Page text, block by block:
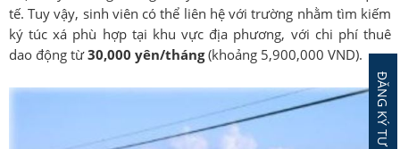
tế. Tuy vậy, sinh viên có thể liên hệ với trường nhằm tìm kiếm
ký túc xá phù hợp tại khu vực địa phương, với chi phí thuê
dao động từ30,000 yên/tháng(khoảng 5,900,000 VND).